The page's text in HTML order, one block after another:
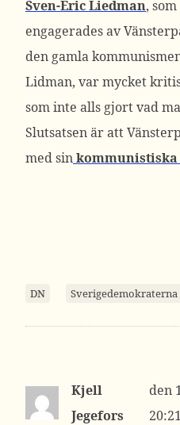
Sven-Eric Liedman,
engagerades av
den gamla
Lidman, var mycket
som inte alls gjort vad
Slutsatsen är att
med sin
DN Sverigedemokraterna
Kjell
Jegefors
20:21